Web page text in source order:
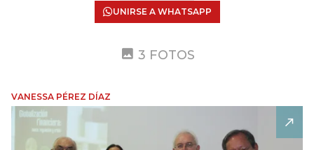
UNIRSE A WHATSAPP
3 FOTOS
VANESSA PÉREZ DÍAZ